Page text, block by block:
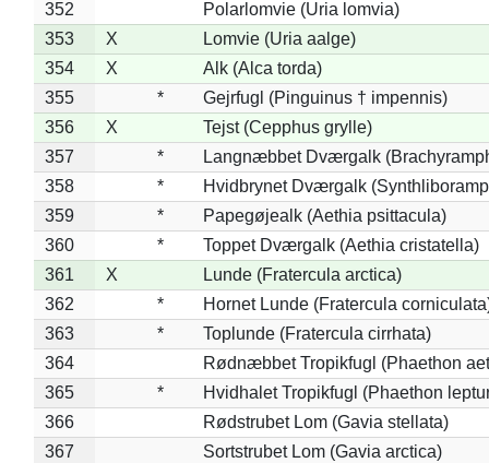
352
Polarlomvie (Uria lomvia)
353
X
Lomvie (Uria aalge)
354
X
Alk (Alca torda)
355
*
Gejrfugl (Pinguinus † impennis)
356
X
Tejst (Cepphus grylle)
357
*
Langnæbbet Dværgalk
358
*
Hvidbrynet Dværgalk
359
*
Papegøjealk (Aethia psittacula)
360
*
Toppet Dværgalk (Aethia cristatella)
361
X
Lunde (Fratercula arctica)
362
*
Hornet Lunde (Fratercula
363
*
Toplunde (Fratercula cirrhata)
364
Rødnæbbet Tropikfugl (Phaethon
365
*
Hvidhalet Tropikfugl (Phaethon
366
Rødstrubet Lom (Gavia stellata)
367
Sortstrubet Lom (Gavia arctica)